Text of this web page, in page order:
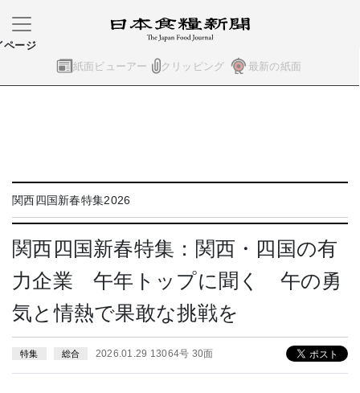
紙面ビューアー クリッピング 最新の紙面
ページ
関西四国新春特集2026
関西四国新春特集：関西・四国の有
力企業 午年トップに聞く 午の勇
気と情熱で果敢な挑戦を
特集 総合 2026.01.29 13064号 30面